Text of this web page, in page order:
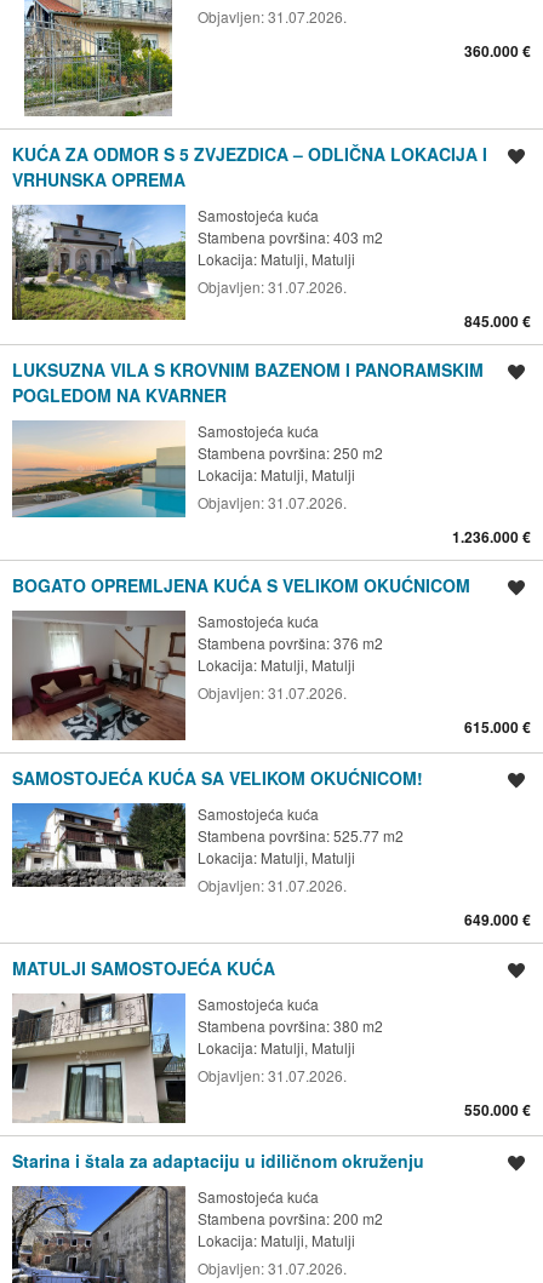
Objavljen:31.07.2026.
360.000 €
KUĆA ZA ODMOR S 5 ZVJEZDICA – ODLIČNA LOKACIJA I
VRHUNSKA OPREMA
Samostojeća kuća
Stambena površina: 403 m2
Lokacija: Matulji, Matulji
Objavljen:31.07.2026.
845.000 €
LUKSUZNA VILA S KROVNIM BAZENOM I PANORAMSKIM
POGLEDOM NA KVARNER
Samostojeća kuća
Stambena površina: 250 m2
Lokacija: Matulji, Matulji
Objavljen:31.07.2026.
1.236.000 €
BOGATO OPREMLJENA KUĆA S VELIKOM OKUĆNICOM
Samostojeća kuća
Stambena površina: 376 m2
Lokacija: Matulji, Matulji
Objavljen:31.07.2026.
615.000 €
SAMOSTOJEĆA KUĆA SA VELIKOM OKUĆNICOM!
Samostojeća kuća
Stambena površina: 525.77 m2
Lokacija: Matulji, Matulji
Objavljen:31.07.2026.
649.000 €
MATULJI SAMOSTOJEĆA KUĆA
Samostojeća kuća
Stambena površina: 380 m2
Lokacija: Matulji, Matulji
Objavljen:31.07.2026.
550.000 €
Starina i štala za adaptaciju u idiličnom okruženju
Samostojeća kuća
Stambena površina: 200 m2
Lokacija: Matulji, Matulji
Objavljen:31.07.2026.